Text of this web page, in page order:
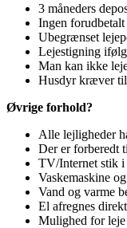
3 måneders
Ingen forudbetalt
Ubegrænset
Lejestigning
Man kan ikke
Husdyr kræver
Øvrige forhold?
Alle lejligheder
Der er forberedt
TV/Internet stik i
Vaskemaskine
Vand og varme
El afregnes
Mulighed for leje